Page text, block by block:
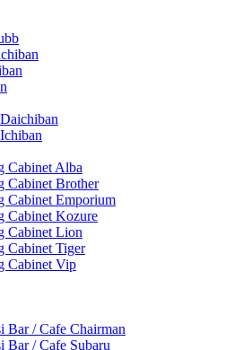
Cabinet Alba
Cabinet Brother
Cabinet Emporium
Cabinet Kozure
Cabinet Lion
Cabinet Tiger
Cabinet Vip
Bar / Cafe Chairman
Bar / Cafe Subaru